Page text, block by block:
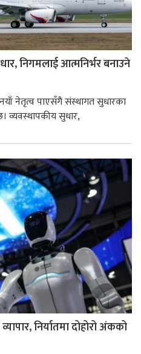
निगमलाई आत्मनिर्भर बनाउने
नेतृत्व पाएसँगै संस्थागत सुधारका
व्यवस्थापकीय सुधार,
निर्यातमा दोहोरो अंकको